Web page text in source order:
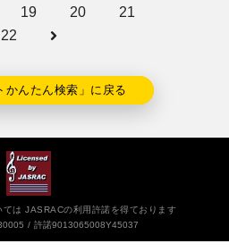
19 20
21
22
んたん検索」に戻る
ては JASRACの利用許諾を得ております
許諾9013065008Y45037